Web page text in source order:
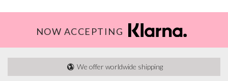
NOW ACCEPTING
We offer worldwide shipping